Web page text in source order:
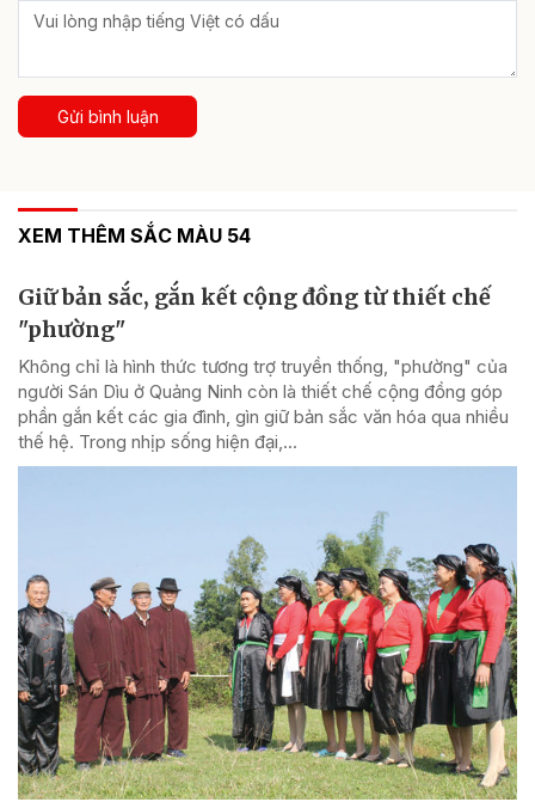
Gửi bình luận
XEM THÊM SẮC MÀU 54
Giữ bản sắc, gắn kết cộng đồng từ thiết chế
"phường"
Không chỉ là hình thức tương trợ truyền thống, "phường" của
người Sán Dìu ở Quảng Ninh còn là thiết chế cộng đồng góp
phần gắn kết các gia đình, gìn giữ bản sắc văn hóa qua nhiều
thế hệ. Trong nhịp sống hiện đại,...